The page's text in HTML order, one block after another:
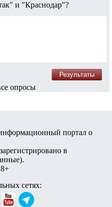
и "Краснодар"?
опросы
портал о
в
).
сетях: